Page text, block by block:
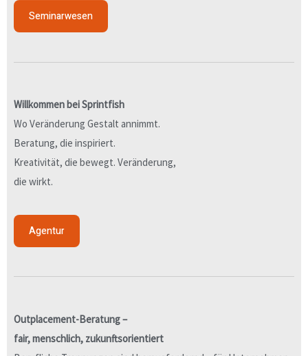
Seminarwesen
Willkommen bei Sprintfish
Wo Veränderung Gestalt annimmt.
Beratung, die inspiriert.
Kreativität, die bewegt. Veränderung,
die wirkt.
Agentur
Outplacement-Beratung –
fair, menschlich, zukunftsorientiert